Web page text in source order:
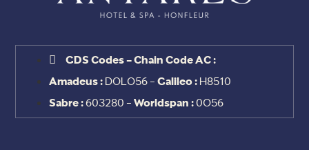
GDS Codes - Chain Code AC :
Amadeus : DOLO56 -Galileo : H8510
Sabre :603280 -Worldspan :0O56